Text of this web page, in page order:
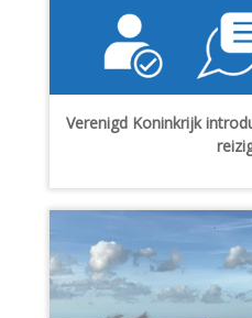
Verenigd Koninkrijk